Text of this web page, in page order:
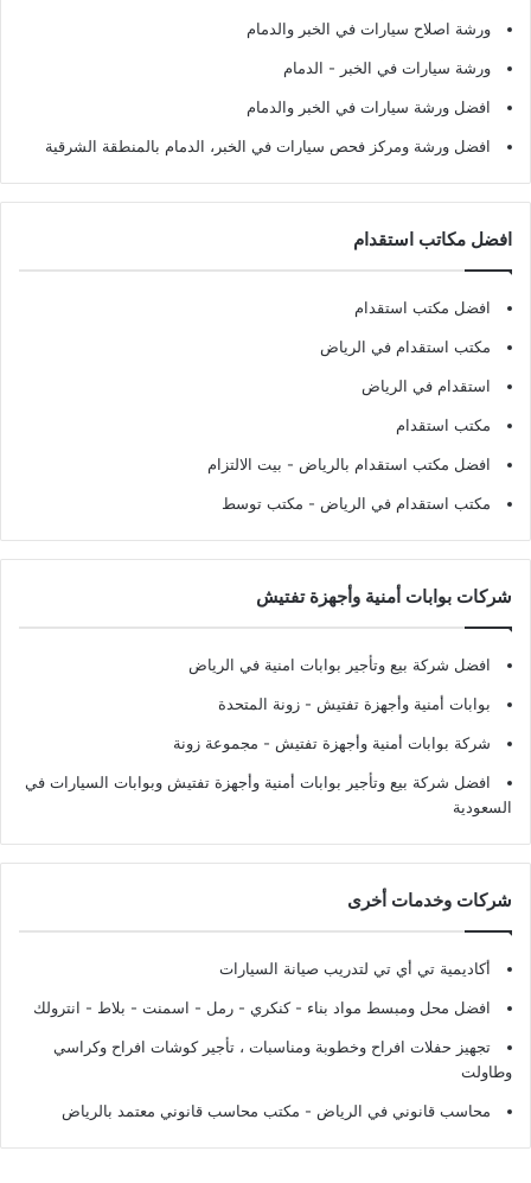
ورشة اصلاح سيارات في الخبر والدمام
ورشة سيارات في الخبر - الدمام
افضل ورشة سيارات في الخبر والدمام
افضل ورشة ومركز فحص سيارات في الخبر، الدمام بالمنطقة الشرقية
افضل مكاتب استقدام
افضل مكتب استقدام
مكتب استقدام في الرياض
استقدام في الرياض
مكتب استقدام
افضل مكتب استقدام بالرياض - بيت الالتزام
مكتب استقدام في الرياض - مكتب توسط
شركات بوابات أمنية وأجهزة تفتيش
افضل شركة بيع وتأجير بوابات امنية في الرياض
بوابات أمنية وأجهزة تفتيش - زونة المتحدة
شركة بوابات أمنية وأجهزة تفتيش - مجموعة زونة
افضل شركة بيع وتأجير بوابات أمنية وأجهزة تفتيش وبوابات السيارات في
السعودية
شركات وخدمات أخرى
أكاديمية تي أي تي لتدريب صيانة السيارات
افضل محل ومبسط مواد بناء - كنكري - رمل - اسمنت - بلاط - انترولك
تجهيز حفلات افراح وخطوبة ومناسبات ، تأجير كوشات افراح وكراسي
وطاولت
محاسب قانوني في الرياض - مكتب محاسب قانوني معتمد بالرياض